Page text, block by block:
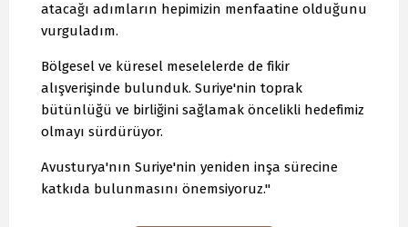
atacağı adımların hepimizin menfaatine olduğunu
vurguladım.
Bölgesel ve küresel meselelerde de fikir
alışverişinde bulunduk. Suriye'nin toprak
bütünlüğü ve birliğini sağlamak öncelikli hedefimiz
olmayı sürdürüyor.
Avusturya'nın Suriye'nin yeniden inşa sürecine
katkıda bulunmasını önemsiyoruz."